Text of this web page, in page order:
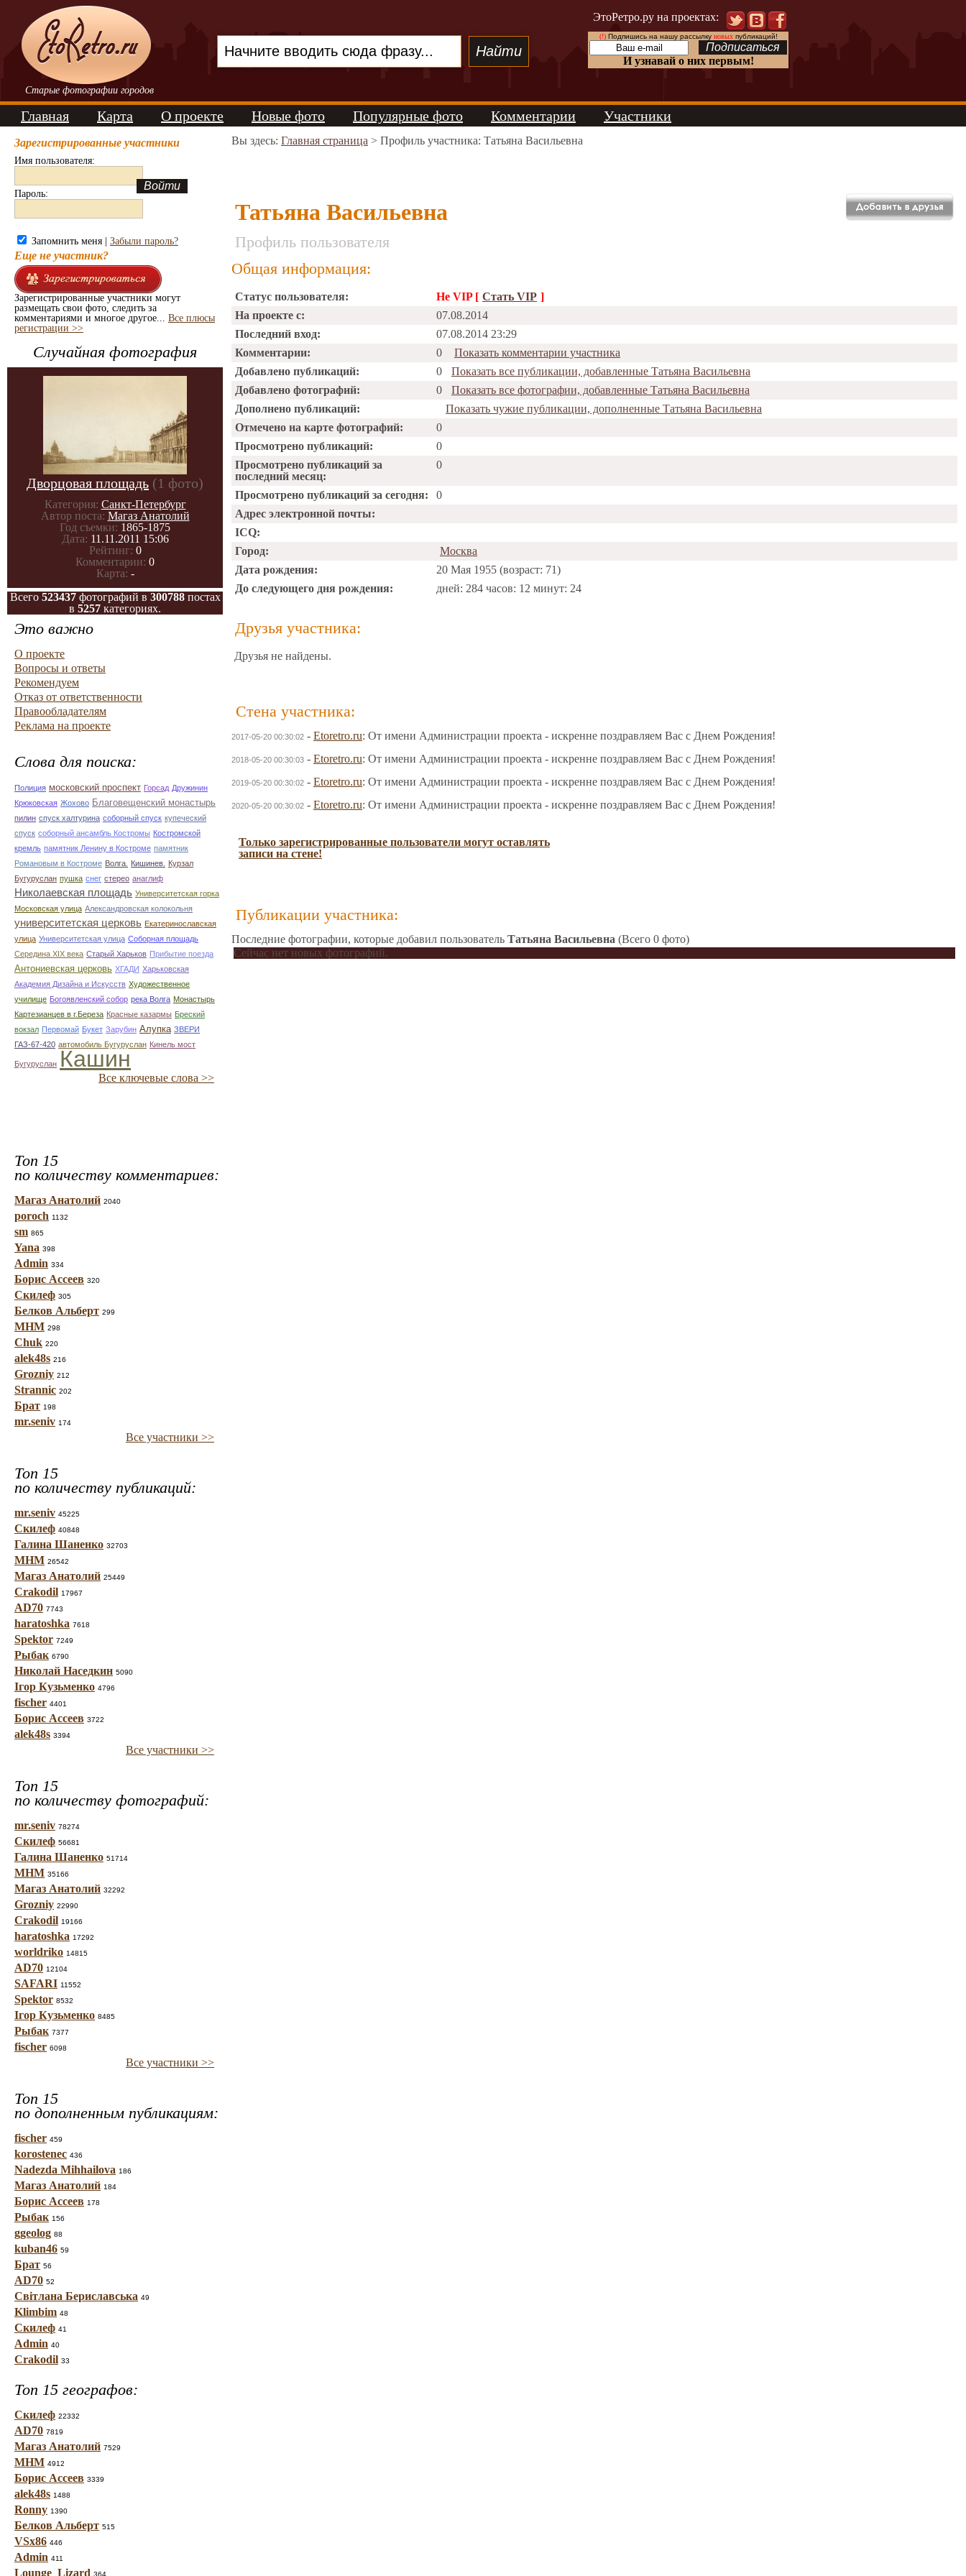
Старые фотографии городов
ЭтоРетро.ру на проектах:
(!)Подпишись на нашу рассылку новыхпубликаций!
И узнавай о них первым!
Главная Карта О проекте Новые фото Популярные фото Комментарии Участники
Зарегистрированные участники
Имя пользователя:
Пароль:
Запомнить меня | Забыли пароль?
Еще не участник?
Зарегистрированные участники могут
размещать свои фото, следить за
комментариями и многое другое... Все плюсы
регистрации >>
Случайная фотография
Дворцовая площадь (1 фото)
Категория: Санкт-Петербург
Автор поста: Магаз Анатолий
Год съемки: 1865-1875
Дата: 11.11.2011 15:06
Рейтинг: 0
Комментарии: 0
Карта: -
Всего 523437фотографий в 300788постах
в 5257 категориях.
Это важно
О проекте
Вопросы и ответы
Рекомендуем
Отказ от ответственности
Правообладателям
Реклама на проекте
Слова для поиска:
Полиция московский проспект Горсад Дружинин
Крюковская Жохово Благовещенский монастырь
пилин спуск халтурина соборный спуск купеческий
спуск соборный ансамбль Костромы Костромской
кремль памятник Ленину в Костроме памятник
Романовым в Костроме Волга. Кишинев.
Курзал
Бугуруслан пушка снег стерео анаглиф
Николаевская площадь Университетская горка
Московская улица Александровская колокольня
университетская церковь Екатеринославская
улица Университетская улица Соборная площадь
Середина XIX века Старый Харьков Прибытие поезда
Антониевская церковь ХГАДИ Харьковская
Академия Дизайна и Искусств Художественное
училище Богоявленский собор река Волга Монастырь
Картезианцев в г.Береза Красные казармы Бреский
вокзал Первомай Букет Зарубин Алупка ЗВЕРИ
ГАЗ-67-420 автомобиль Бугуруслан Кинель мост
Бугуруслан Кашин
Все ключевые слова >>
Топ 15
по количеству комментариев:
Магаз Анатолий 2040
poroch 1132
sm 865
Yana 398
Admin 334
Борис Ассеев 320
Скилеф 305
Белков Альберт 299
МНМ 298
Chuk 220
alek48s 216
Grozniy 212
Strannic 202
Брат 198
mr.seniv 174
Все участники >>
Топ 15
по количеству публикаций:
mr.seniv 45225
Скилеф 40848
Галина Шаненко 32703
МНМ 26542
Магаз Анатолий 25449
Crakodil 17967
AD70 7743
haratoshka 7618
Spektor 7249
Рыбак 6790
Николай Наседкин 5090
Ігор Кузьменко 4796
fischer 4401
Борис Ассеев 3722
alek48s 3394
Все участники >>
Топ 15
по количеству фотографий:
mr.seniv 78274
Скилеф 56681
Галина Шаненко 51714
МНМ 35166
Магаз Анатолий 32292
Grozniy 22990
Crakodil 19166
haratoshka 17292
worldriko 14815
AD70 12104
SAFARI 11552
Spektor 8532
Ігор Кузьменко 8485
Рыбак 7377
fischer 6098
Все участники >>
Топ 15
по дополненным публикациям:
fischer 459
korostenec 436
Nadezda Mihhailova 186
Магаз Анатолий 184
Борис Ассеев 178
Рыбак 156
ggeolog 88
kuban46 59
Брат 56
AD70 52
Світлана Бериславська 49
Klimbim 48
Скилеф 41
Admin 40
Crakodil 33
Топ 15 географов:
Скилеф 22332
AD70 7819
Магаз Анатолий 7529
МНМ 4912
Борис Ассеев 3339
alek48s 1488
Ronny 1390
Белков Альберт 515
VSx86 446
Admin 411
Lounge_Lizard 364
Вы здесь: Главная страница > Профиль участника: Татьяна Васильевна
Татьяна Васильевна
Профиль пользователя
Общая информация:
Статус пользователя: Не VIP [ Стать VIP ]
На проекте с:
07.08.2014
Последний вход:
07.08.2014 23:29
Комментарии:
0
Показать комментарии участника
Добавлено публикаций:
0
Показать все публикации, добавленные Татьяна Васильевна
Добавлено фотографий:
0
Показать все фотографии, добавленные Татьяна Васильевна
Дополнено публикаций:
Показать чужие публикации, дополненные Татьяна Васильевна
Отмечено на карте фотографий:
0
Просмотрено публикаций:
0
Просмотрено публикаций за
последний месяц:
0
Просмотрено публикаций за сегодня:
0
Адрес электронной почты:
ICQ:
Город:
Москва
Дата рождения:
20 Мая 1955 (возраст: 71)
До следующего дня рождения:
дней: 284 часов: 12 минут: 24
Друзья участника:
Друзья не найдены.
Стена участника:
2017-05-20 00:30:02 - Etoretro.ru: От имени Администрации проекта - искренне поздравляем Вас с Днем Рождения!
2018-05-20 00:30:03 - Etoretro.ru: От имени Администрации проекта - искренне поздравляем Вас с Днем Рождения!
2019-05-20 00:30:02 - Etoretro.ru: От имени Администрации проекта - искренне поздравляем Вас с Днем Рождения!
2020-05-20 00:30:02 - Etoretro.ru: От имени Администрации проекта - искренне поздравляем Вас с Днем Рождения!
Только зарегистрированные пользователи могут оставлять
записи на стене!
Публикации участника:
Последние фотографии, которые добавил пользователь Татьяна Васильевна (Всего 0 фото)
Сейчас нет новых фотографий.